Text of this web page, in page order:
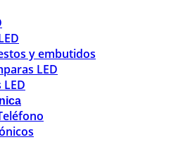
y embutidos
LED